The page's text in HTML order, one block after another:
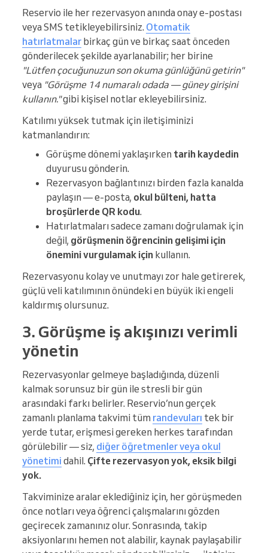
Reservio ile her rezervasyon anında onay e-postası
veya SMS tetikleyebilirsiniz. Otomatik
hatırlatmalar birkaç gün ve birkaç saat önceden
gönderilecek şekilde ayarlanabilir; her birine
"Lütfen çocuğunuzun son okuma günlüğünü getirin"
veya "Görüşme 14 numaralı odada — güney girişini
kullanın."gibi kişisel notlar ekleyebilirsiniz.
Katılımı yüksek tutmak için iletişiminizi
katmanlandırın:
Görüşme dönemi yaklaşırken tarih kaydedin
duyurusu gönderin.
Rezervasyon bağlantınızı birden fazla kanalda
paylaşın — e-posta, okul bülteni, hatta
broşürlerde QR kodu.
Hatırlatmaları sadece zamanı doğrulamak için
değil, görüşmenin öğrencinin gelişimi için
önemini vurgulamak için kullanın.
Rezervasyonu kolay ve unutmayı zor hale getirerek,
güçlü veli katılımının önündeki en büyük iki engeli
kaldırmış olursunuz.
3. Görüşme iş akışınızı verimli
yönetin
Rezervasyonlar gelmeye başladığında, düzenli
kalmak sorunsuz bir gün ile stresli bir gün
arasındaki farkı belirler. Reservio’nun gerçek
zamanlı planlama takvimi tüm randevuları tek bir
yerde tutar, erişmesi gereken herkes tarafından
görülebilir — siz, diğer öğretmenler veya okul
yönetimi dahil. Çifte rezervasyon yok, eksik bilgi
yok.
Takviminize aralar eklediğiniz için, her görüşmeden
önce notları veya öğrenci çalışmalarını gözden
geçirecek zamanınız olur. Sonrasında, takip
aksiyonlarını hemen not alabilir, kaynak paylaşabilir